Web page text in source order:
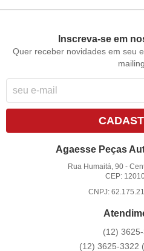
Inscreva-se em
Quer receber novidades em seu
Agaesse Peças
Rua Humaitá, 90 -
CEP:
CNPJ:
(12)
(12) 3625-3322